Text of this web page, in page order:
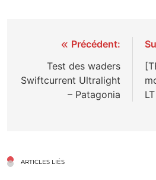
Navigation
l’article
Précédent:
Test des waders
Swiftcurrent Ultralight
– Patagonia
ARTICLES LIÉS